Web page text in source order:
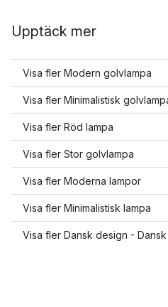
Upptäck mer
Visa fler Modern golvlampa
Visa fler Minimalistisk
Visa fler Röd lampa
Visa fler Stor golvlampa
Visa fler Moderna lampor
Visa fler Minimalistisk lampa
Visa fler Dansk design -